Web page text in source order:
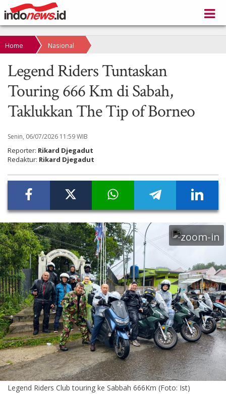
Home Nasional
Legend Riders Tuntaskan
Touring 666 Km di Sabah,
Taklukkan The Tip of Borneo
Senin, 06/07/2026 11:59 WIB
Reporter: Rikard Djegadut
Redaktur: Rikard Djegadut
Legend Riders Club touring ke Sabbah 666Km (Foto: Ist)